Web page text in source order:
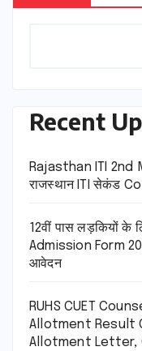
Recent
Rajasthan ITI 2nd
राजस्थान ITI सेकंड
12वीं पास लड़कियों के
Admission Form
आवेदन
RUHS CUET
Allotment Result
Allotment Letter,